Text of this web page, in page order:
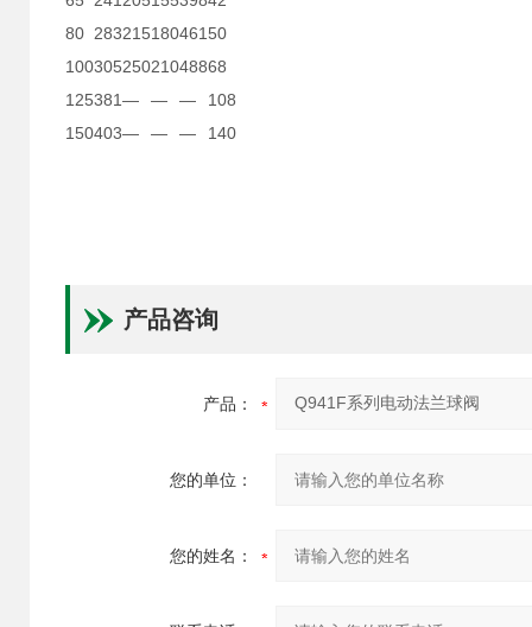
80 28321518046150
10030525021048868
125381— — —
108
150403— — — 140
产品咨询
产品：
您的单位：
您的姓名：